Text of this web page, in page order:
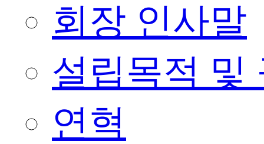
회장 인사말
설립목적 및
연혁